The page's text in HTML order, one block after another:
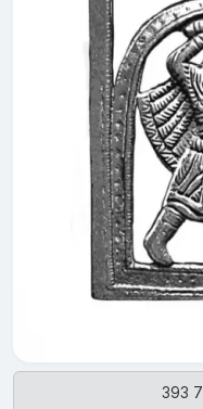
393